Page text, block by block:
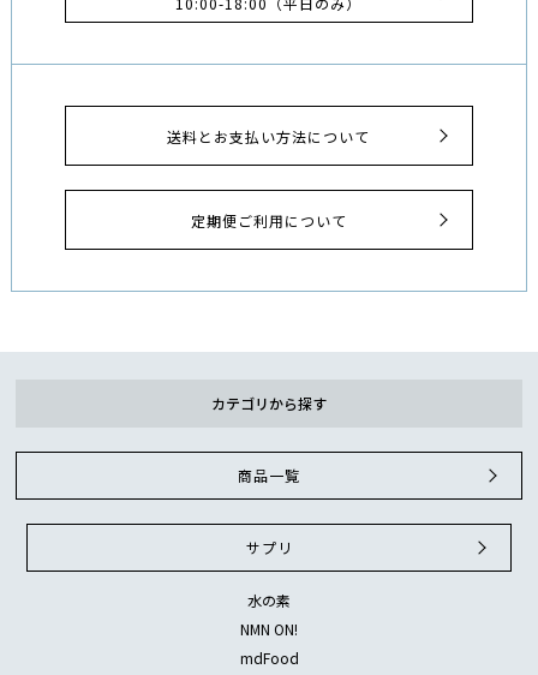
送料とお支払い方法について
定期便ご利用について
カテゴリから探す
商品一覧
サプリ
水の素
NMN ON!
mdFood